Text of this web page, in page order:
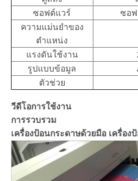
ซอฟต์แวร์
ซอฟ
ความแม่นยำของ
ตำแหน่ง
แรงดันใช้งาน
รูปแบบข้อมูล
ตัวช่วย
วีดีโอการใช้งาน
การรวบรวม
เครื่องป้อนกระดาษด้วยมือ เครื่อ